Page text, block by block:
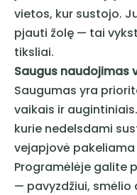
vietos, kur sustojo.
pjauti žolę — tai
tiksliai.
Saugus naudojimas
Saugumas yra
vaikais ir
kurie nedelsdami
vejapjovė
Programėlėje galite
— pavyzdžiui, smėlio